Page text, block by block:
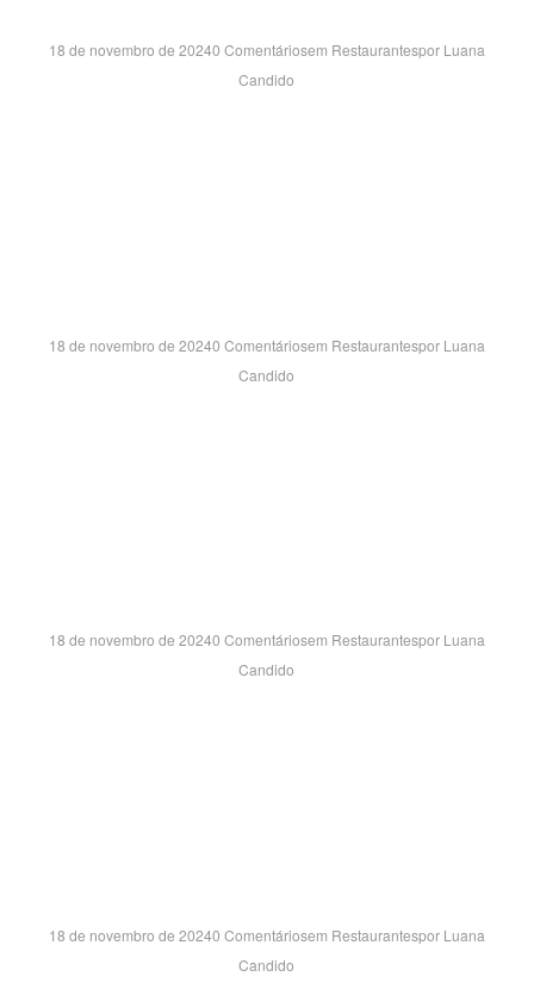
18 de novembro de 20240 Comentáriosem Restaurantespor Luana
Candido
18 de novembro de 20240 Comentáriosem Restaurantespor Luana
Candido
18 de novembro de 20240 Comentáriosem Restaurantespor Luana
Candido
18 de novembro de 20240 Comentáriosem Restaurantespor Luana
Candido